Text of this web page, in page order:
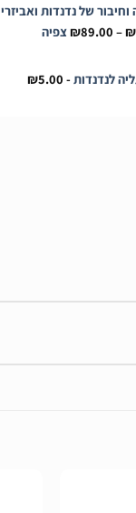
של נדנדות ואביזרי
₪
–
₪89.00 טווח
מחירים:
צפיה
-
₪5.00